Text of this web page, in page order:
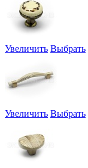
Увеличить Выбрать
Увеличить Выбрать